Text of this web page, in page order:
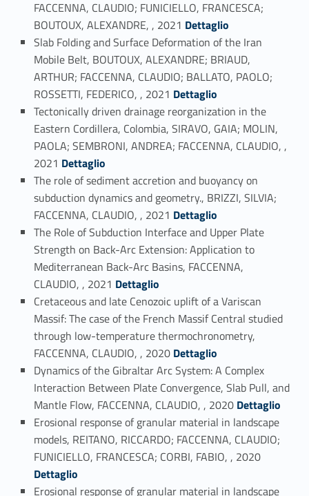
FACCENNA, CLAUDIO; FUNICIELLO, FRANCESCA;
BOUTOUX, ALEXANDRE, , 2021 Link identifier #identifier_person_51775-48
Dettaglio
Slab Folding and Surface Deformation of the Iran
Mobile Belt, BOUTOUX, ALEXANDRE; BRIAUD,
ARTHUR; FACCENNA, CLAUDIO; BALLATO, PAOLO;
ROSSETTI, FEDERICO, , 2021 Link identifier #identifier_person_153055-49
Dettaglio
Tectonically driven drainage reorganization in the
Eastern Cordillera, Colombia, SIRAVO, GAIA; MOLIN,
PAOLA; SEMBRONI, ANDREA; FACCENNA, CLAUDIO, ,
2021 Link identifier #identifier_person_89263-50
Dettaglio
The role of sediment accretion and buoyancy on
subduction dynamics and geometry., BRIZZI, SILVIA;
FACCENNA, CLAUDIO, , 2021 Link identifier #identifier_person_45059-51
Dettaglio
The Role of Subduction Interface and Upper Plate
Strength on Back-Arc Extension: Application to
Mediterranean Back-Arc Basins, FACCENNA,
CLAUDIO, , 2021 Link identifier #identifier_person_39812-52
Dettaglio
Cretaceous and late Cenozoic uplift of a Variscan
Massif: The case of the French Massif Central studied
through low-temperature thermochronometry,
FACCENNA, CLAUDIO, , 2020 Link identifier #identifier_person_136575-53
Dettaglio
Dynamics of the Gibraltar Arc System: A Complex
Interaction Between Plate Convergence, Slab Pull, and
Mantle Flow, FACCENNA, CLAUDIO, , 2020 Link identifier #identifier_person_198714-54
Dettaglio
Erosional response of granular material in landscape
models, REITANO, RICCARDO; FACCENNA, CLAUDIO;
FUNICIELLO, FRANCESCA; CORBI, FABIO, , 2020
Dettaglio
Erosional response of granular material in landscape